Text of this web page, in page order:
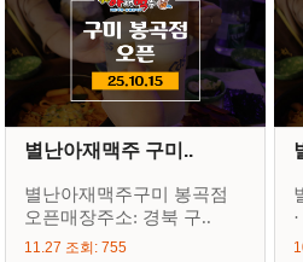
별난아재맥주 구미..
별난아재맥주구미 봉곡점
오픈매장주소: 경북 구..
11.27 조회: 755